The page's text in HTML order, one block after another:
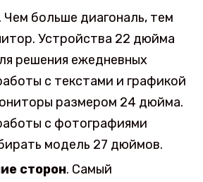
. Чем больше диагональ, тем
Устройства 22 дюйма
решения ежедневных
с текстами и графикой
размером 24 дюйма.
с фотографиями
модель 27 дюймов.
сторон. Самый